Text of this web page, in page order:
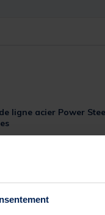
ligne acier Power
de pêche.
confère à ce bas de